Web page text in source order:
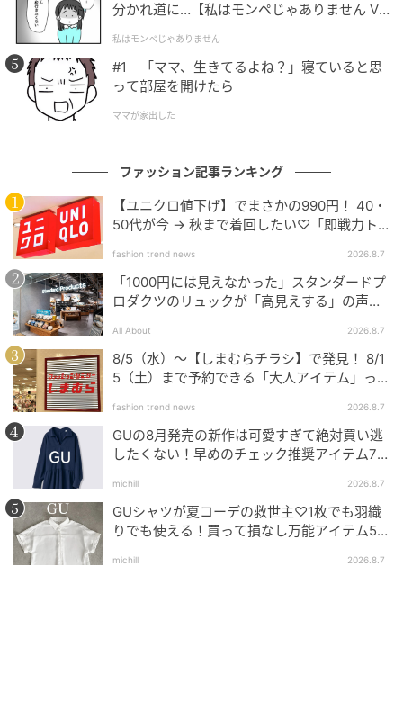
出典：and ST
【グローバルワーク】「シルクタッチ大判スカーフ」
分かれ道に…【私はモンペじゃありません Vo
私はモンペじゃありません
#1 「ママ、生きてるよね？」寝ていると思
って部屋を開けたら
ママが家出した
ファッション記事ランキング
【ユニクロ値下げ】でまさかの990円！ 40・
50代が今 → 秋まで着回したい♡「即戦力ト
fashion trend news 2026.8.7
「1000円には見えなかった」スタンダードプ
ロダクツのリュックが「高見えする」の声。
All About 2026.8.7
8/5（水）〜【しまむらチラシ】で発見！ 8/1
5（土）まで予約できる「大人アイテム」っ
fashion trend news 2026.8.7
GUの8月発売の新作は可愛すぎて絶対買い逃
したくない！早めのチェック推奨アイテム7
michill 2026.8.7
GUシャツが夏コーデの救世主♡1枚でも羽織
りでも使える！買って損なし万能アイテム5
michill 2026.8.7